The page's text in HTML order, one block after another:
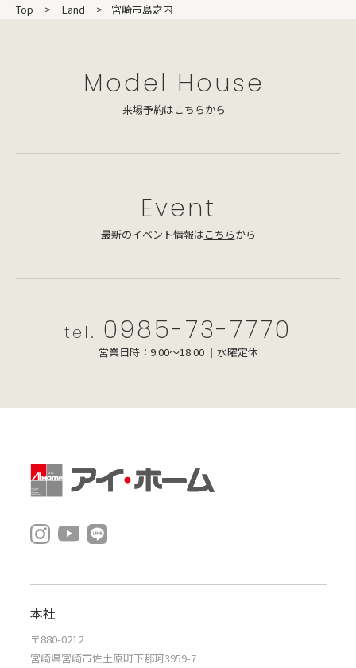
Top Land 宮崎市島之内
Model House
来場予約はこちらから
Event
最新のイベント情報はこちらから
tel. 0985-73-7770
営業日時：9:00～18:00 ｜水曜定休
本社
〒880-0212
宮崎県宮崎市佐土原町下那珂3959-7